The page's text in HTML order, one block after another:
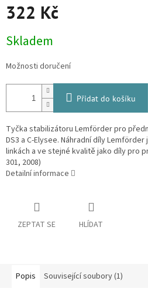
322 Kč
cena:
Skladem
Možnosti doručení
Přidat do košíku
Tyčka stabilizátoru Lemförder pro
DS3 a C-Elysee. Náhradní díly
linkách a ve stejné kvalitě jako díly pro
301, 2008)
Detailní informace
ZEPTAT SE HLÍDAT
Popis Související soubory (1)